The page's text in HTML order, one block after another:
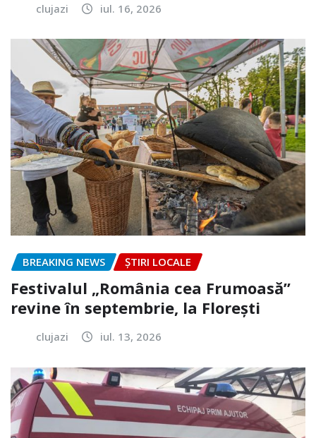
clujazi iul. 16, 2026
BREAKING NEWS ȘTIRI LOCALE
Festivalul „România cea Frumoasă”
revine în septembrie, la Florești
clujazi iul. 13, 2026